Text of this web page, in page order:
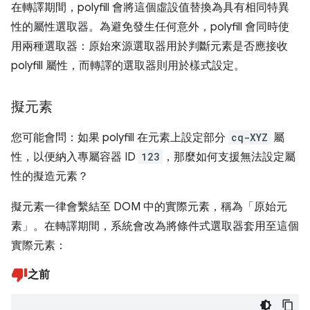
在轉譯期間，polyfill 會將這個虛設值替換為具有相同特異
性的屬性選取器。為避免發生任何意外，polyfill 會同時使
用兩種選取器：原始來源選取器用於判斷元素是否應接收
polyfill 屬性，而轉譯的選取器則用於樣式設定。
擬元素
您可能會問：如果 polyfill 在元素上設定部分 cq-XYZ 屬
性，以便納入專屬容器 ID 123
，那麼如何支援無法設定屬
性的擬造元素？
擬元素一律會繫結至 DOM 中的實際元素，稱為「原始元
素」 。在轉譯期間，系統會改為將條件式選取器套用至這個
實際元素：
之前